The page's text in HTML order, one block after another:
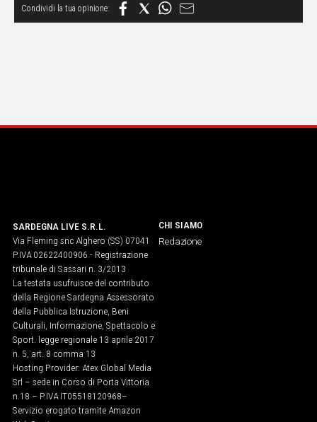
SARDEGNA LIVE S.R.L.
Via Fleming snc Alghero (SS) 07041
P.IVA 02622400906 - Registrazione
tribunale di Sassari n. 3/2013
La testata usufruisce del contributo
della Regione Sardegna Assessorato
della Pubblica Istruzione, Beni
Culturali, Informazione, Spettacolo e
Sport. legge regionale 13 aprile 2017
n. 5, art. 8 comma 13
Hosting Provider: Atex Global Media
Srl – sede in Corso di Porta Vittoria
n.18 – P.IVA IT05518120968​–
Servizio erogato tramite Amazon
CHI SIAMO
Redazione